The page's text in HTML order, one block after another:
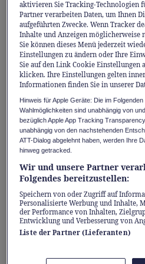
essen, sich mehr
Und trotzdem holen
die alten Gewohnheiten
weil man es nicht ernst
die harte Realität
Sitzungsmarathon den
Das Paradoxe daran:
gesunden Gegenpol am
bräuchten, wird die
Alltagsstress oft zum
beim Essen fällt es im
schwer, verlässliche
etablieren. Wenn nach
Energie fehlt, siegt das
als pragmatische
aktivieren Sie Tracking-Technologien
Partner verarbeiten Daten, um Ihnen
aufgeführten Zwecke. Wenn Tracker
Inhalte und Anzeigen möglicherweise
Sie können dieses Menü jederzeit
Einstellungen zu ändern oder Ihre
Sie auf den Link Cookie Einstellungen
klicken. Ihre Einstellungen gelten
Informationen finden Sie in unserer
Hinweis für Apple Geräte: Die im
Wahlmöglichkeiten sind unabhängig von
bezüglich Apple App Tracking
unabhängig von den nachstehenden
ATT-Dialog abgelehnt haben, werden Ihre
hinweg getracked.
Wir und unsere Partner
Folgendes bereitzustellen:
Speichern von oder Zugriff auf
Personalisierte Werbung und Inhalte,
der Performance von Inhalten,
Entwicklung und Verbesserung von
Liste der Partner (Lieferanten)